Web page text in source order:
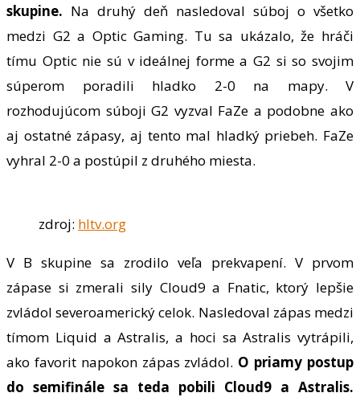
skupine. Na druhý deň nasledoval súboj o všetko
medzi G2 a Optic Gaming. Tu sa ukázalo, že hráči
tímu Optic nie sú v ideálnej forme a G2 si so svojim
súperom poradili hladko 2-0 na mapy. V
rozhodujúcom súboji G2 vyzval FaZe a podobne ako
aj ostatné zápasy, aj tento mal hladký priebeh. FaZe
vyhral 2-0 a postúpil z druhého miesta.
zdroj: hltv.org
V B skupine sa zrodilo veľa prekvapení. V prvom
zápase si zmerali sily Cloud9 a Fnatic, ktorý lepšie
zvládol severoamerický celok. Nasledoval zápas medzi
tímom Liquid a Astralis, a hoci sa Astralis vytrápili,
ako favorit napokon zápas zvládol. O priamy postup
do semifinále sa teda pobili Cloud9 a Astralis.